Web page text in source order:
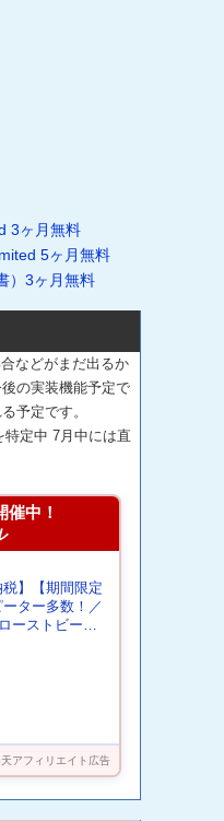
3ヶ月無料
5ヶ月無料
）3ヶ月無料
などがまだ出るか
の実装機能予定で
予定です。
定中 7月中には直
催中！
税】【期間限定
ター多数！／
ーストビーフ
国産 黒毛和牛
か お肉 の旨み
61
アフィリエイト広告